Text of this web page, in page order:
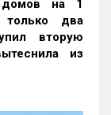
домов на 1
два
вторую
из